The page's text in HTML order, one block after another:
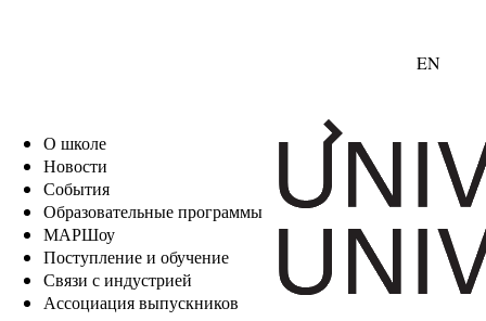
EN
О школе
Новости
События
Образовательные программы
МАРШоу
Поступление и обучение
Связи с индустрией
Ассоциация выпускников